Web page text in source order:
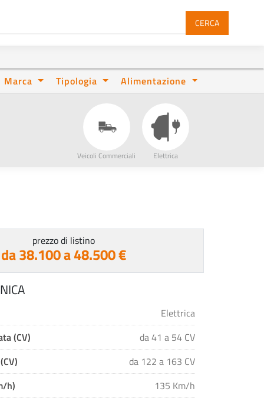
CERCA
Marca Tipologia Alimentazione
Veicoli Commerciali Elettrica
prezzo di listino
da 38.100 a 48.500 €
Elettrica
(CV) da 41 a 54 CV
da 122 a 163 CV
h) 135 Km/h